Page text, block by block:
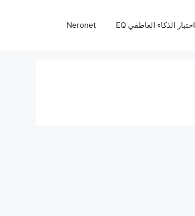
اختبار الذكاء العاطفي EQ Neronet